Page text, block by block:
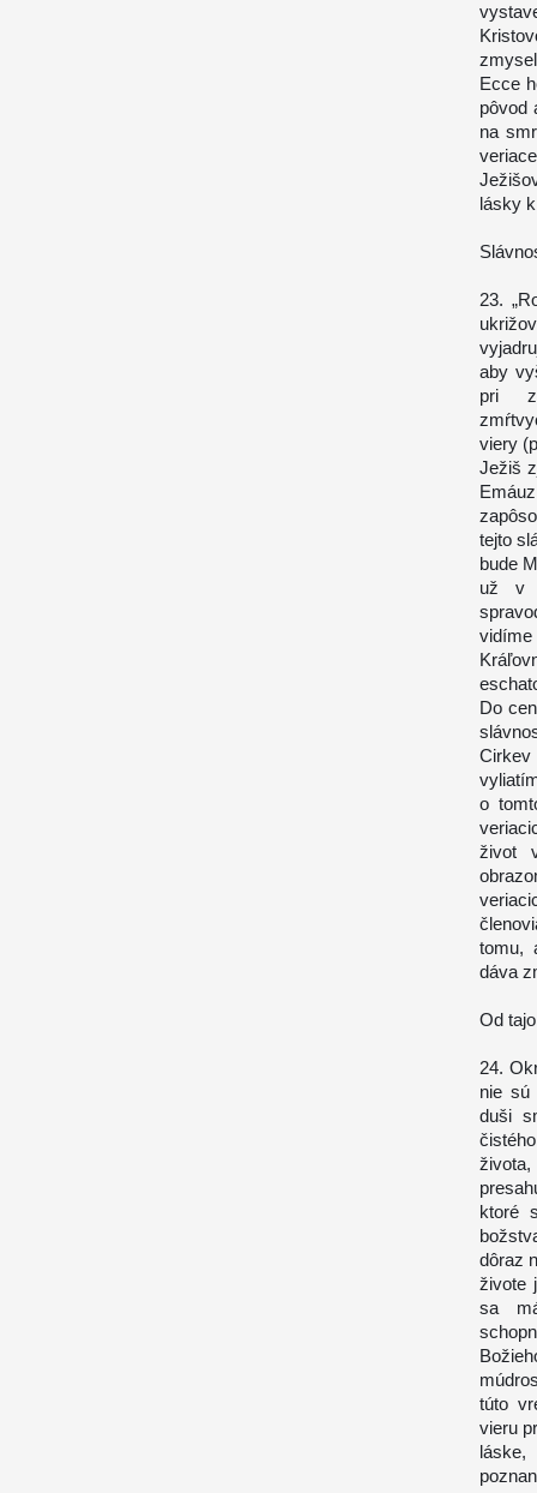
Ecce
pôvod
na
lásky
23.
aby
pri
viery
Ježiš
tejto
bude
už v
Do
Cirkev
o
život
tomu,
dáva
Od
24.
nie sú
duši
ktoré
dôraz
živote
sa
túto
vieru